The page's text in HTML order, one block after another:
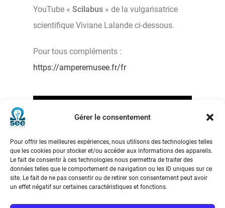
Gérer le consentement
Pour offrir les meilleures expériences, nous utilisons des technologies telles
que les cookies pour stocker et/ou accéder aux informations des appareils.
Le fait de consentir à ces technologies nous permettra de traiter des
données telles que le comportement de navigation ou les ID uniques sur ce
site. Le fait de ne pas consentir ou de retirer son consentement peut avoir
un effet négatif sur certaines caractéristiques et fonctions.
YouTube « Scilabus » de la vulgarisatrice
scientifique Viviane Lalande ci-dessous.
Pour tous compléments :
https://amperemusee.fr/fr